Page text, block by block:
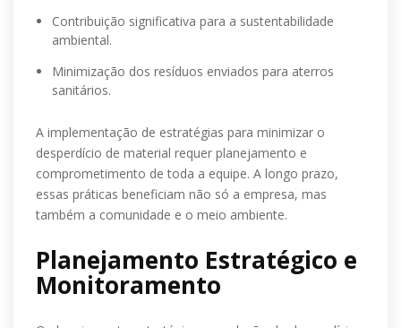
Contribuição significativa para a sustentabilidade
ambiental.
Minimização dos resíduos enviados para aterros
sanitários.
A implementação de estratégias para minimizar o
desperdício de material requer planejamento e
comprometimento de toda a equipe. A longo prazo,
essas práticas beneficiam não só a empresa, mas
também a comunidade e o meio ambiente.
Planejamento Estratégico e
Monitoramento